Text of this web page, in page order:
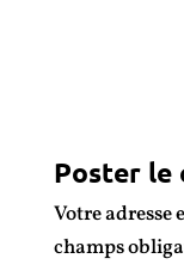
Poster le
Votre adresse
champs